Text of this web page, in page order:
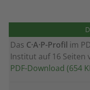
Das C·A·P-Profil im
Institut auf 16 Seiten
PDF-Download (654